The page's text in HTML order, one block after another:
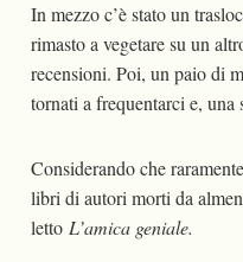
In mezzo c’è stato un
rimasto a vegetare su un
recensioni. Poi, un paio di
tornati a frequentarci e,
Considerando che
libri di autori morti da
lettoL’amica geniale.